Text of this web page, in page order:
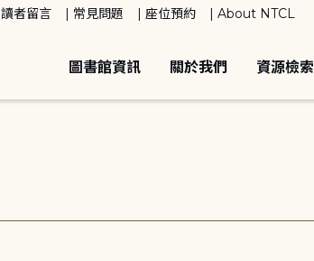
讀者留言 常見問題 座位預約 About NTCL
圖書館資訊 關於我們 資源檢索